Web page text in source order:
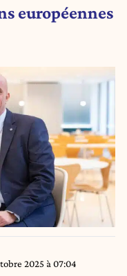
européennes
2025 à 07:04